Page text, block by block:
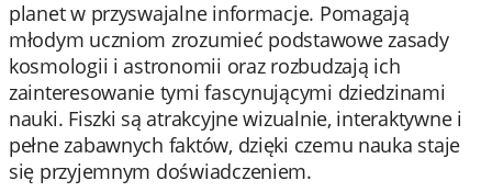
planet w przyswajalne informacje. Pomagają
młodym uczniom zrozumieć podstawowe zasady
kosmologii i astronomii oraz rozbudzają ich
zainteresowanie tymi fascynującymi dziedzinami
nauki. Fiszki są atrakcyjne wizualnie, interaktywne i
pełne zabawnych faktów, dzięki czemu nauka staje
się przyjemnym doświadczeniem.